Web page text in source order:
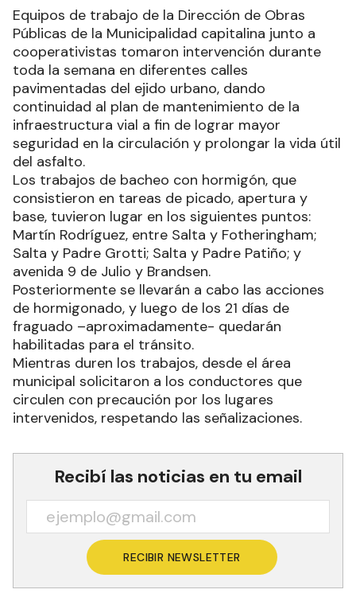
Equipos de trabajo de la Dirección de Obras
Públicas de la Municipalidad capitalina junto a
cooperativistas tomaron intervención durante
toda la semana en diferentes calles
pavimentadas del ejido urbano, dando
continuidad al plan de mantenimiento de la
infraestructura vial a fin de lograr mayor
seguridad en la circulación y prolongar la vida útil
del asfalto.
Los trabajos de bacheo con hormigón, que
consistieron en tareas de picado, apertura y
base, tuvieron lugar en los siguientes puntos:
Martín Rodríguez, entre Salta y Fotheringham;
Salta y Padre Grotti; Salta y Padre Patiño; y
avenida 9 de Julio y Brandsen.
Posteriormente se llevarán a cabo las acciones
de hormigonado, y luego de los 21 días de
fraguado –aproximadamente- quedarán
habilitadas para el tránsito.
Mientras duren los trabajos, desde el área
municipal solicitaron a los conductores que
circulen con precaución por los lugares
intervenidos, respetando las señalizaciones.
Recibí las noticias en tu email
RECIBIR NEWSLETTER